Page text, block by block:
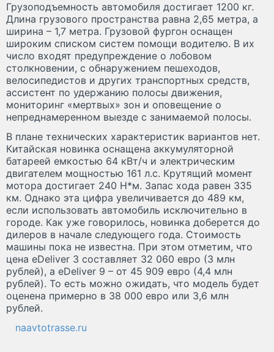
Грузоподъемность автомобиля достигает 1200 кг.
Длина грузового пространства равна 2,65 метра, а
ширина – 1,7 метра. Грузовой фургон оснащен
широким списком систем помощи водителю. В их
число входят предупреждение о лобовом
столкновении, с обнаружением пешеходов,
велосипедистов и других транспортных средств,
ассистент по удержанию полосы движения,
мониторинг «мертвых» зон и оповещение о
непреднамеренном выезде с занимаемой полосы.
В плане технических характеристик вариантов нет.
Китайская новинка оснащена аккумуляторной
батареей емкостью 64 кВт/ч и электрическим
двигателем мощностью 161 л.с. Крутящий момент
мотора достигает 240 Н*м. Запас хода равен 335
км. Однако эта цифра увеличивается до 489 км,
если использовать автомобиль исключительно в
городе. Как уже говорилось, новинка доберется до
дилеров в начале следующего года. Стоимость
машины пока не известна. При этом отметим, что
цена eDeliver 3 составляет 32 060 евро (3 млн
рублей), а eDeliver 9 – от 45 909 евро (4,4 млн
рублей). То есть можно ожидать, что модель будет
оценена примерно в 38 000 евро или 3,6 млн
рублей.
naavtotrasse.ru